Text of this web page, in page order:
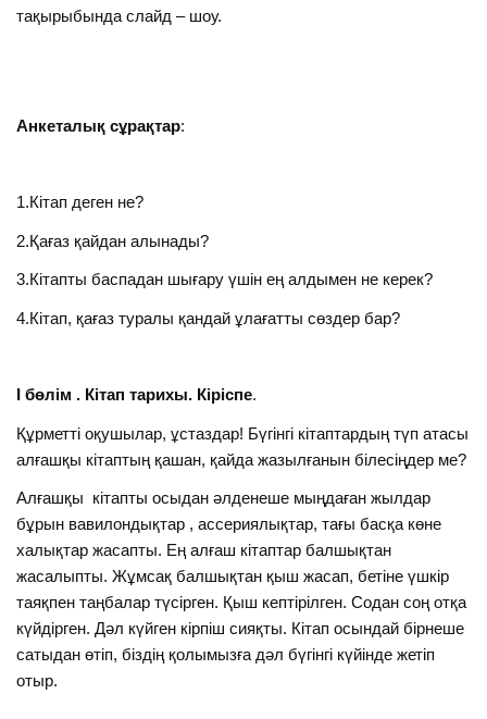
тақырыбында слайд – шоу.
Анкеталық сұрақтар:
1.Кітап деген не?
2.Қағаз қайдан алынады?
3.Кітапты баспадан шығару үшін ең алдымен не керек?
4.Кітап, қағаз туралы қандай ұлағатты сөздер бар?
І бөлім . Кітап тарихы. Кіріспе.
Құрметті оқушылар, ұстаздар! Бүгінгі кітаптардың түп атасы
алғашқы кітаптың қашан, қайда жазылғанын білесіңдер ме?
Алғашқы кітапты осыдан әлденеше мыңдаған жылдар
бұрын вавилондықтар , ассериялықтар, тағы басқа көне
халықтар жасапты. Ең алғаш кітаптар балшықтан
жасалыпты. Жұмсақ балшықтан қыш жасап, бетіне үшкір
таяқпен таңбалар түсірген. Қыш кептірілген. Содан соң отқа
күйдірген. Дәл күйген кірпіш сияқты. Кітап осындай бірнеше
сатыдан өтіп, біздің қолымызға дәл бүгінгі күйінде жетіп
отыр.